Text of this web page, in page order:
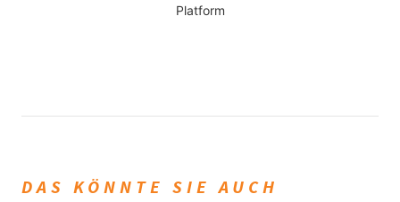
Platform
DAS KÖNNTE SIE AUCH